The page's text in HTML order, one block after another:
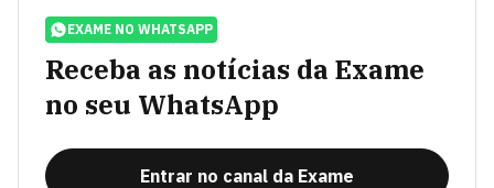
EXAME NO WHATSAPP
Receba as notícias da Exame
no seu WhatsApp
Entrar no canal da Exame